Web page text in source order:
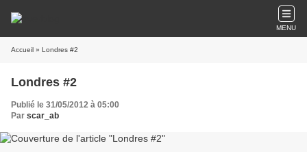
MENU
Accueil » Londres #2
Londres #2
Publié le 31/05/2012 à 05:00
Par scar_ab